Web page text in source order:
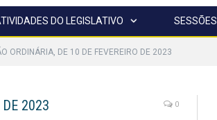
DO LEGISLATIVO SESSÕES
ORDINÁRIA, DE 10 DE FEVEREIRO DE 2023
DE 2023 0